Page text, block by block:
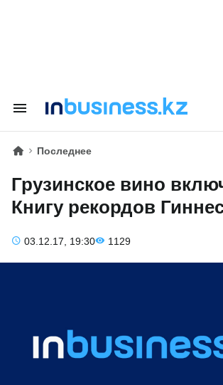
Последнее
Грузинское вино
Книгу рекордов
03.12.17, 19:30 1129